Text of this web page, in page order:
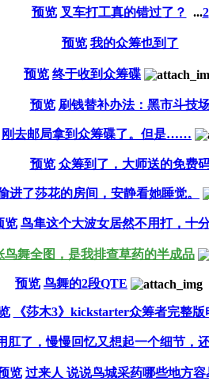
预览 叉车打工真的错过了？ ...2
预览 我的众筹也到了
预览 终于收到众筹碟
预览 刷钱替补办法：黑市斗技
刚去邮局拿到众筹碟了。但是……
预览 众筹到了，大师送的免费
进了莎花的房间，安静看她睡觉。
览 鸟隼这个大波女居然不用打，十
鸟舞全图，是我排查草药的半成品
预览 鸟舞的2段QTE
《莎木3》kickstarter众筹者完整
肛了，慢慢回忆又想起一个细节，
览 过来人 说说鸟城采药哪些地方容